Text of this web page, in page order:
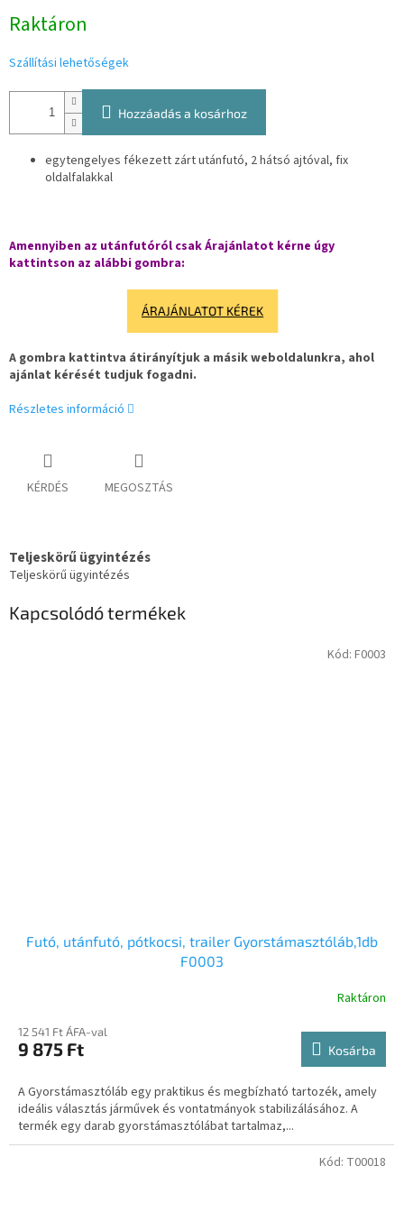
Raktáron
Szállítási lehetőségek
Hozzáadás a kosárhoz
egytengelyes fékezett zárt utánfutó, 2 hátsó ajtóval, fix
oldalfalakkal
Amennyiben az utánfutóról csak Árajánlatot kérne úgy
kattintson az alábbi gombra:
ÁRAJÁNLATOT KÉREK
A gombra kattintva átirányítjuk a másik weboldalunkra, ahol
ajánlat kérését tudjuk fogadni.
Részletes információ
KÉRDÉS MEGOSZTÁS
Teljeskörű ügyintézés
Teljeskörű ügyintézés
Kapcsolódó termékek
Futó, utánfutó, pótkocsi, trailer Gyorstámasztóláb,1db
F0003
Raktáron
12 541 Ft ÁFA-val
9 875 Ft Kosárba
A Gyorstámasztóláb egy praktikus és megbízható tartozék, amely
ideális választás járművek és vontatmányok stabilizálásához. A
termék egy darab gyorstámasztólábat tartalmaz,...
Kód: F0003
Kód: T00018